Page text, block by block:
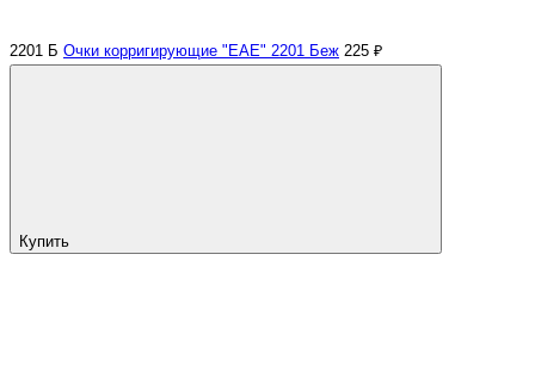
2201 Б Очки корригирующие "EAE" 2201 Беж 225 ₽
Купить